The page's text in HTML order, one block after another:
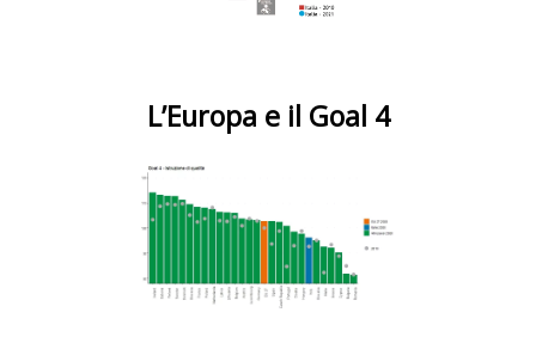
L’Europa e il Goal 4